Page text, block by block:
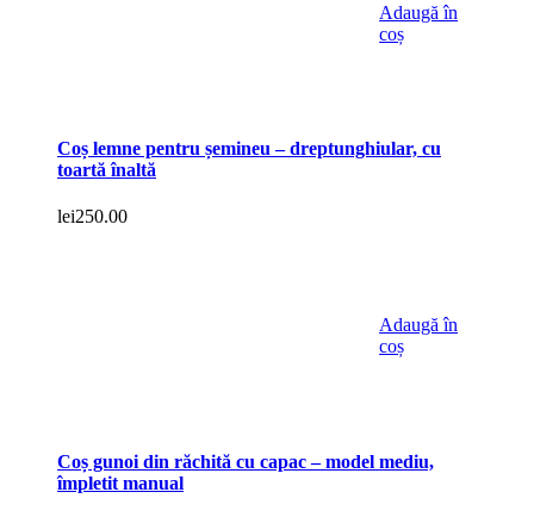
Adaugă în
coș
Coș lemne pentru șemineu – dreptunghiular, cu
toartă înaltă
lei250.00
Adaugă în
coș
Coș gunoi din răchită cu capac – model mediu,
împletit manual